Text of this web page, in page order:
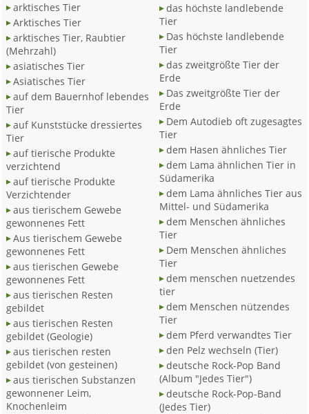
arktisches Tier
Arktisches Tier
arktisches Tier, Raubtier
(Mehrzahl)
asiatisches Tier
Asiatisches Tier
auf dem Bauernhof lebendes
Tier
auf Kunststücke dressiertes
Tier
auf tierische Produkte
verzichtend
auf tierische Produkte
Verzichtender
aus tierischem Gewebe
gewonnenes Fett
Aus tierischem Gewebe
gewonnenes Fett
aus tierischen Gewebe
gewonnenes Fett
aus tierischen Resten
gebildet
aus tierischen Resten
gebildet (Geologie)
aus tierischen resten
gebildet (von gesteinen)
aus tierischen Substanzen
gewonnener Leim,
Knochenleim
das höchste landlebende
Tier
Das höchste landlebende
Tier
das zweitgrößte Tier der
Erde
Das zweitgrößte Tier der
Erde
Dem Autodieb oft zugesagtes
Tier
dem Hasen ähnliches Tier
dem Lama ähnlichen Tier in
Südamerika
dem Lama ähnliches Tier aus
Mittel- und Südamerika
dem Menschen ähnliches
Tier
Dem Menschen ähnliches
Tier
dem menschen nuetzendes
tier
dem Menschen nützendes
Tier
dem Pferd verwandtes Tier
den Pelz wechseln (Tier)
deutsche Rock-Pop Band
(Album "Jedes Tier")
deutsche Rock-Pop-Band
(Jedes Tier)